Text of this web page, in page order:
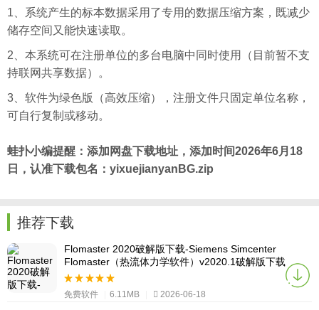
1、系统产生的标本数据采用了专用的数据压缩方案，既减少
储存空间又能快速读取。
2、本系统可在注册单位的多台电脑中同时使用（目前暂不支
持联网共享数据）。
3、软件为绿色版（高效压缩），注册文件只固定单位名称，
可自行复制或移动。
蛙扑小编提醒：添加网盘下载地址，添加时间2026年6月18
日，认准下载包名：yixuejianyanBG.zip
推荐下载
Flomaster 2020破解版下载-Siemens Simcenter
Flomaster（热流体力学软件）v2020.1破解版下载
免费软件 6.11MB 2026-06-18